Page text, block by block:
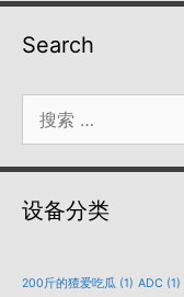
Search
索：
设备分类
200斤的猹爱吃瓜 (1) ADC (1)